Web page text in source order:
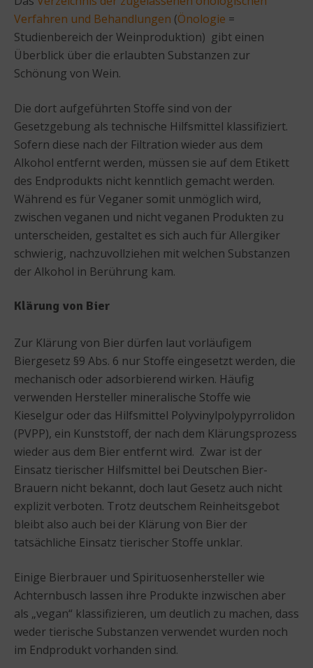
Verfahren und Behandlungen (Önologie =
Studienbereich der Weinproduktion) gibt einen
Überblick über die erlaubten Substanzen zur
Schönung von Wein.
Die dort aufgeführten Stoffe sind von der
Gesetzgebung als technische Hilfsmittel klassifiziert.
Sofern diese nach der Filtration wieder aus dem
Alkohol entfernt werden, müssen sie auf dem Etikett
des Endprodukts nicht kenntlich gemacht werden.
Während es für Veganer somit unmöglich wird,
zwischen veganen und nicht veganen Produkten zu
unterscheiden, gestaltet es sich auch für Allergiker
schwierig, nachzuvollziehen mit welchen Substanzen
der Alkohol in Berührung kam.
Klärung von Bier
Zur Klärung von Bier dürfen laut vorläufigem
Biergesetz §9 Abs. 6 nur Stoffe eingesetzt werden, die
mechanisch oder adsorbierend wirken. Häufig
verwenden Hersteller mineralische Stoffe wie
Kieselgur oder das Hilfsmittel Polyvinylpolypyrrolidon
(PVPP), ein Kunststoff, der nach dem Klärungsprozess
wieder aus dem Bier entfernt wird. Zwar ist der
Einsatz tierischer Hilfsmittel bei Deutschen Bier-
Brauern nicht bekannt, doch laut Gesetz auch nicht
explizit verboten. Trotz deutschem Reinheitsgebot
bleibt also auch bei der Klärung von Bier der
tatsächliche Einsatz tierischer Stoffe unklar.
Einige Bierbrauer und Spirituosenhersteller wie
Achternbusch lassen ihre Produkte inzwischen aber
als „vegan“ klassifizieren, um deutlich zu machen, dass
weder tierische Substanzen verwendet wurden noch
im Endprodukt vorhanden sind.